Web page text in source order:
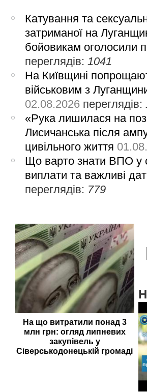
Катування та
затриманої на
бойовикам оголосили
переглядів:1041
На Київщині
військовим з
02.08.2026 переглядів:
«Рука лишилася на
Лисичанська після
цивільного життя
Що варто знати ВПО у
виплати та важливі
переглядів: 779
На що витратили понад 3
млн грн: огляд липневих
закупівель у
Сіверськодонецькій громаді